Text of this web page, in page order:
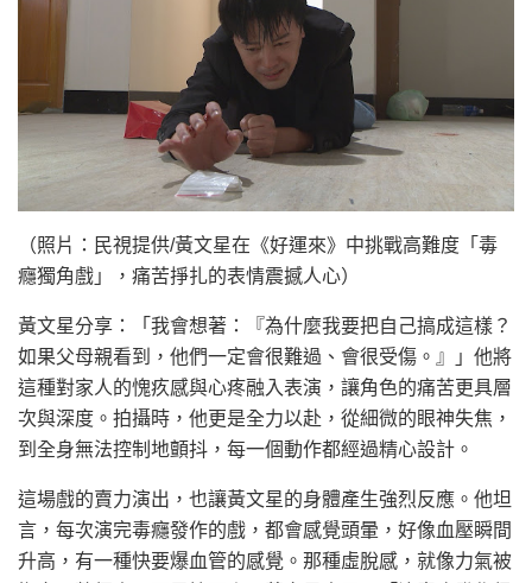
（照片：民視提供/黃文星在《好運來》中挑戰高難度「毒
癮獨角戲」，痛苦掙扎的表情震撼人心）
黃文星分享：「我會想著：『為什麼我要把自己搞成這樣？
如果父母親看到，他們一定會很難過、會很受傷。』」他將
這種對家人的愧疚感與心疼融入表演，讓角色的痛苦更具層
次與深度。拍攝時，他更是全力以赴，從細微的眼神失焦，
到全身無法控制地顫抖，每一個動作都經過精心設計。
這場戲的賣力演出，也讓黃文星的身體產生強烈反應。他坦
言，每次演完毒癮發作的戲，都會感覺頭暈，好像血壓瞬間
升高，有一種快要爆血管的感覺。那種虛脫感，就像力氣被